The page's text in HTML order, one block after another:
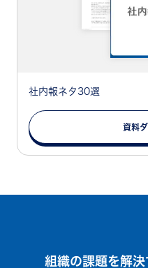
社内報ネタ30選
資料
組織の課題を解